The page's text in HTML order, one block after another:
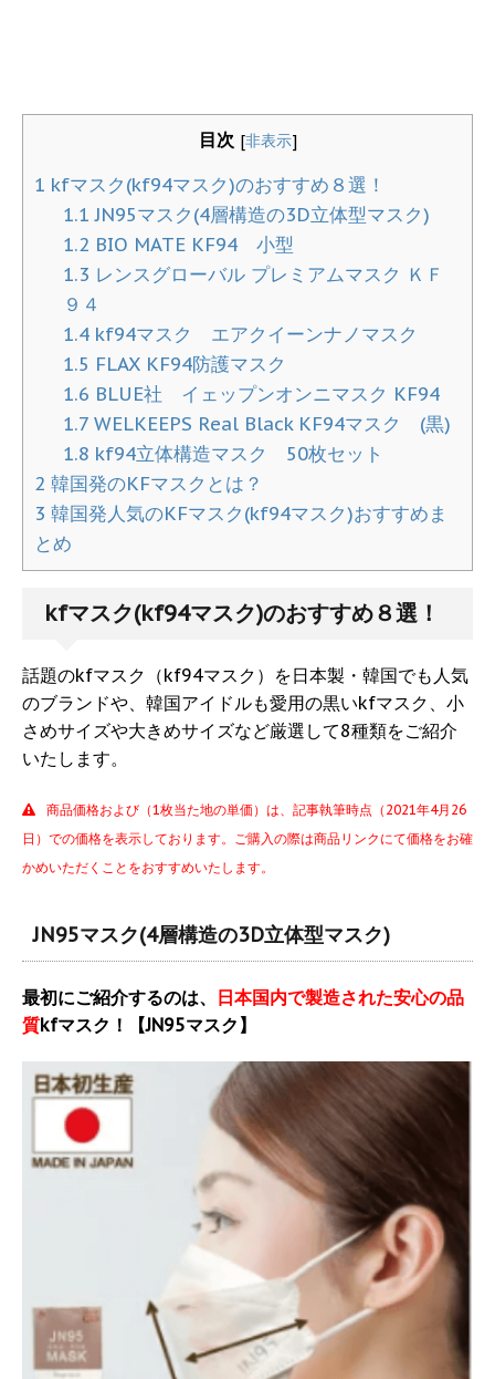
目次 [非表示]
1 kfマスク(kf94マスク)のおすすめ８選！
1.1 JN95マスク(4層構造の3D立体型マスク)
1.2 BIO MATE KF94 小型
1.3 レンスグローバル プレミアムマスク ＫＦ
９４
1.4kf94マスク エアクイーンナノマスク
1.5 FLAX KF94防護マスク
1.6 BLUE社 イェップンオンニマスク KF94
1.7WELKEEPS Real Black KF94マスク (黒)
1.8 kf94立体構造マスク 50枚セット
2 韓国発のKFマスクとは？
3 韓国発人気のKFマスク(kf94マスク)おすすめま
とめ
kfマスク(kf94マスク)のおすすめ８選！
話題のkfマスク（kf94マスク）を日本製・韓国でも人気
のブランドや、韓国アイドルも愛用の黒いkfマスク、小
さめサイズや大きめサイズなど厳選して8種類をご紹介
いたします。
商品価格および（1枚当た地の単価）は、記事執筆時点（2021年4月26
日）での価格を表示しております。ご購入の際は商品リンクにて価格をお確
かめいただくことをおすすめいたします。
JN95マスク(4層構造の3D立体型マスク)
最初にご紹介するのは、
日本国内で製造された安心の品
質kfマスク！【JN95マスク】